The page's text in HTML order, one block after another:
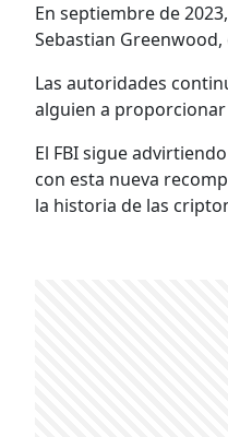
En septiembre de
Sebastian
Las autoridades
alguien a
El FBI sigue
con esta nueva
la historia de las